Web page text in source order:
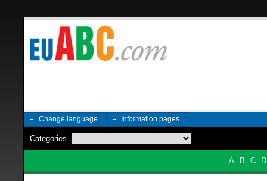
Change language Information pages
Categories
A B C D